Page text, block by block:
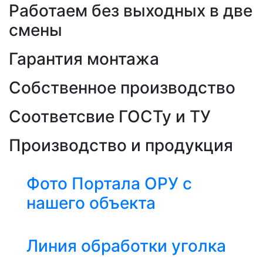
Работаем без выходных в две
смены
Гарантия монтажа
Собственное производство
Соответсвие ГОСТу и ТУ
Производство и продукция
Фото Портала ОРУ с
нашего объекта
Линия обработки уголка